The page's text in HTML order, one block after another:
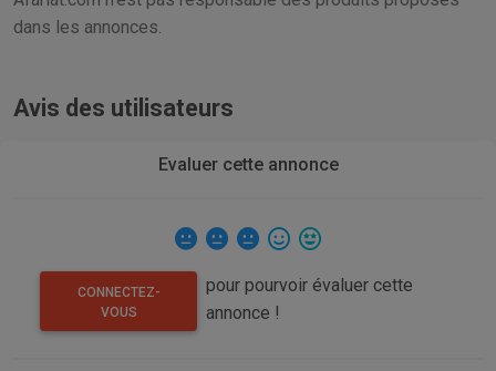
dans les annonces.
Avis des utilisateurs
Evaluer cette annonce
CONNECTEZ-
VOUS
pour pourvoir évaluer cette
annonce !